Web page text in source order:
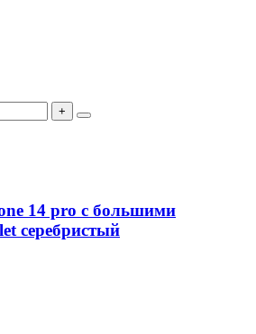
+
14 pro с большими
серебристый